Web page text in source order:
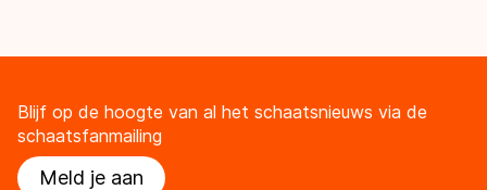
Blijf op de hoogte van al het schaatsnieuws via de
schaatsfanmailing
Meld je aan